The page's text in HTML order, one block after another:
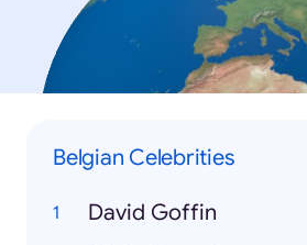
Belgian Celebrities
David Goffin